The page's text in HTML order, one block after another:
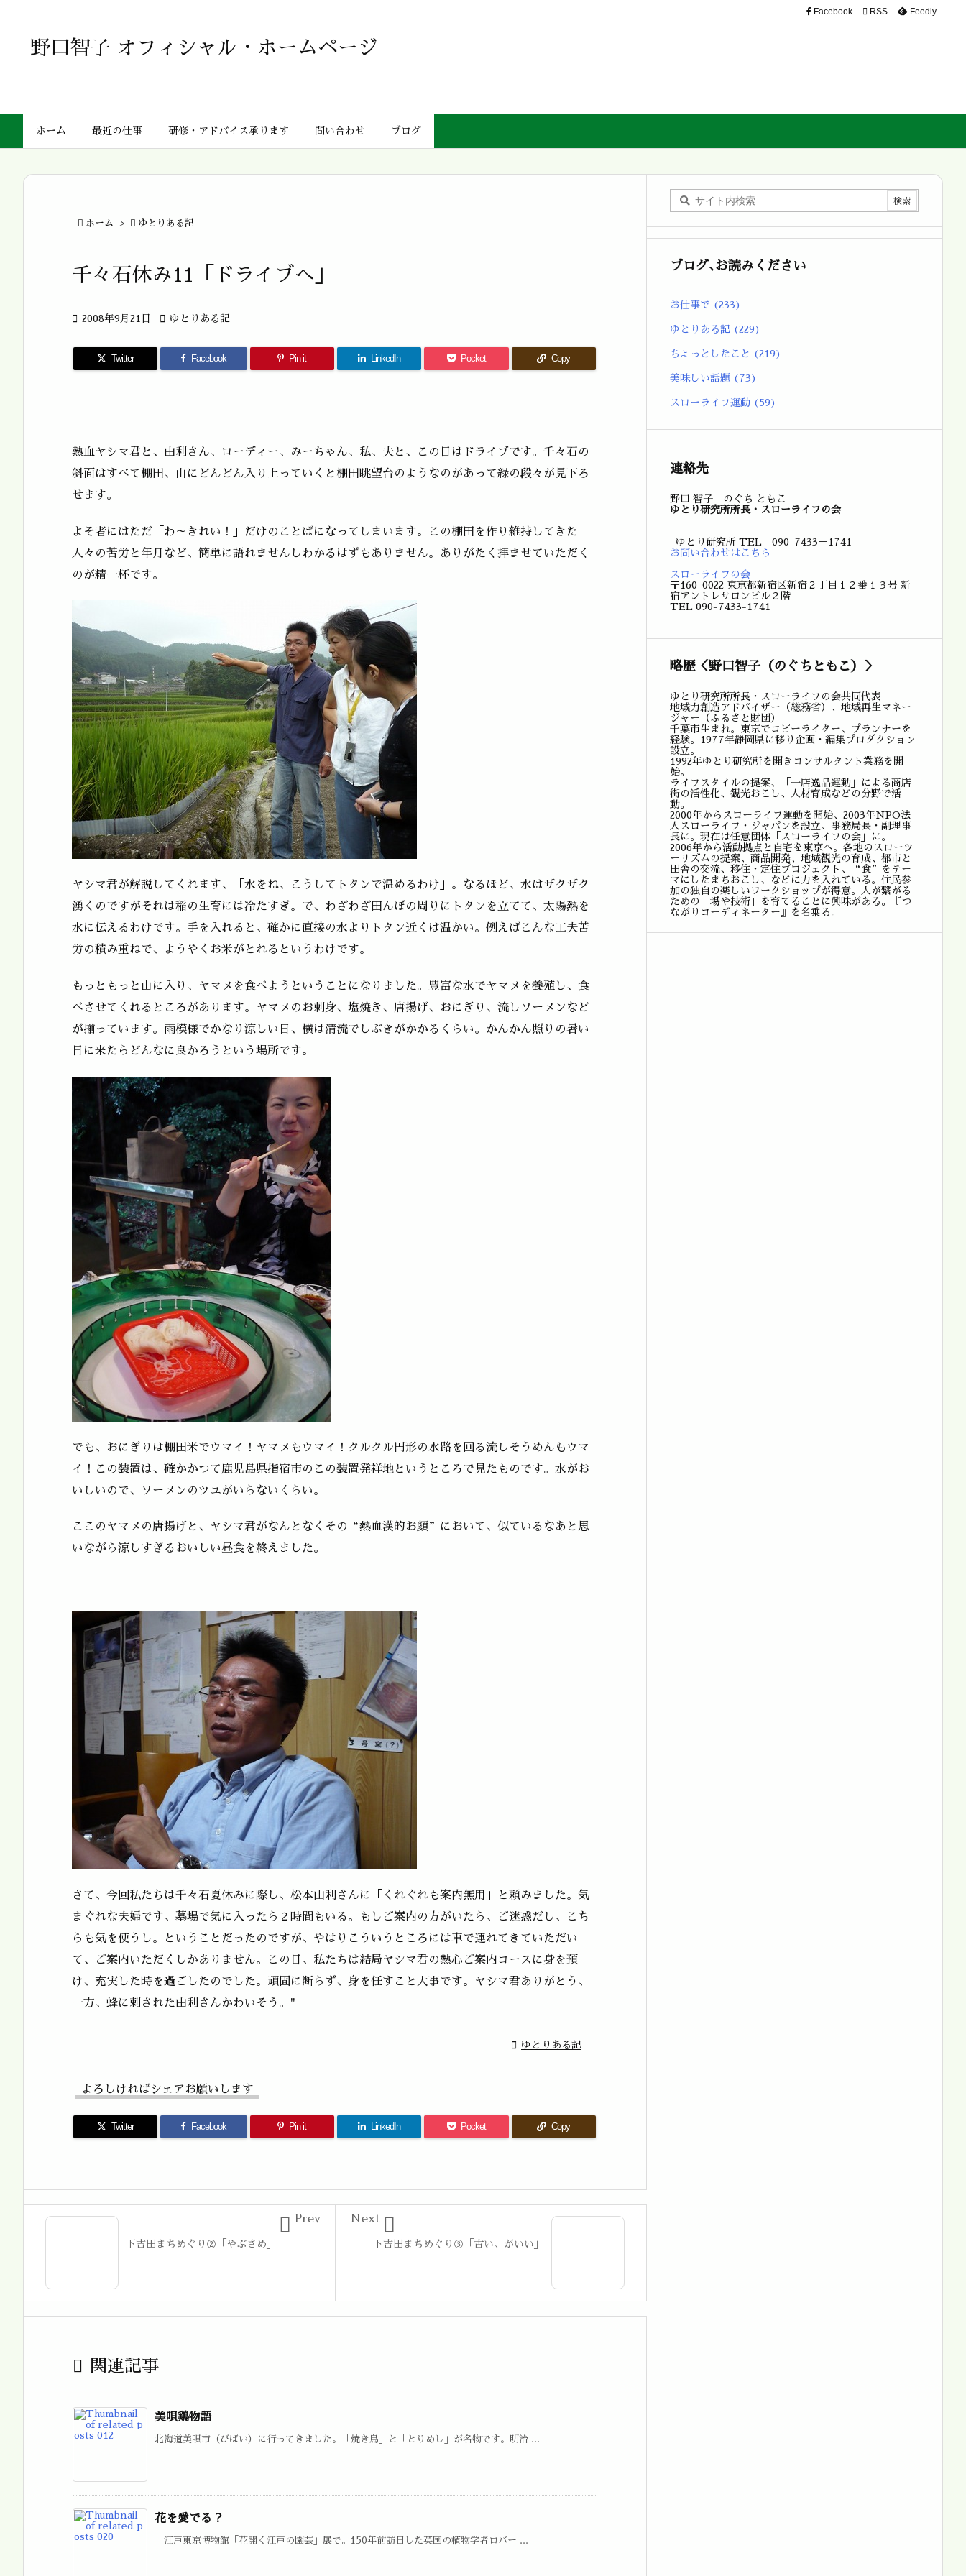
野口智子 オフィシャル・ホームページ
ホーム 最近の仕事 研修・アドバイス承ります 問い合わせ ブログ
Facebook  RSS Feedly
 ホーム >  ゆとりある記
千々石休み11「ドライブへ」
 2008年9月21日  ゆとりある記
Twitter Facebook Pin it LinkedIn Pocket Copy
熱血ヤシマ君と、由利さん、ローディー、みーちゃん、私、夫と、この日はドライブです。千々石の
斜面はすべて棚田、山にどんどん入り上っていくと棚田眺望台のようなのがあって緑の段々が見下ろ
せます。
よそ者にはただ「わ～きれい！」だけのことばになってしまいます。この棚田を作り維持してきた
人々の苦労と年月など、簡単に語れませんしわかるはずもありません。ありがたく拝ませていただく
のが精一杯です。
ヤシマ君が解説してくれます、「水をね、こうしてトタンで温めるわけ」。なるほど、水はザクザク
湧くのですがそれは稲の生育には冷たすぎ。で、わざわざ田んぼの周りにトタンを立てて、太陽熱を
水に伝えるわけです。手を入れると、確かに直接の水よりトタン近くは温かい。例えばこんな工夫苦
労の積み重ねで、ようやくお米がとれるというわけです。
もっともっと山に入り、ヤマメを食べようということになりました。豊富な水でヤマメを養殖し、食
べさせてくれるところがあります。ヤマメのお刺身、塩焼き、唐揚げ、おにぎり、流しソーメンなど
が揃っています。雨模様でかなり涼しい日、横は清流でしぶきがかかるくらい。かんかん照りの暑い
日に来たらどんなに良かろうという場所です。
でも、おにぎりは棚田米でウマイ！ヤマメもウマイ！クルクル円形の水路を回る流しそうめんもウマ
イ！この装置は、確かかつて鹿児島県指宿市のこの装置発祥地というところで見たものです。水がお
いしいので、ソーメンのツユがいらないくらい。
ここのヤマメの唐揚げと、ヤシマ君がなんとなくその“熱血漢的お顔”において、似ているなあと思
いながら涼しすぎるおいしい昼食を終えました。
さて、今回私たちは千々石夏休みに際し、松本由利さんに「くれぐれも案内無用」と頼みました。気
まぐれな夫婦です、墓場で気に入ったら２時間もいる。もしご案内の方がいたら、ご迷惑だし、こち
らも気を使うし。ということだったのですが、やはりこういうところには車で連れてきていただい
て、ご案内いただくしかありません。この日、私たちは結局ヤシマ君の熱心ご案内コースに身を預
け、充実した時を過ごしたのでした。頑固に断らず、身を任すこと大事です。ヤシマ君ありがとう、
一方、蜂に刺された由利さんかわいそう。"
 ゆとりある記
よろしければシェアお願いします
Twitter Facebook Pin it LinkedIn Pocket Copy
下吉田まちめぐり③「古い、がいい」
Next
下吉田まちめぐり②「やぶさめ」
Prev
 関連記事
美唄鶏物語
北海道美唄市（びばい）に行ってきました。「焼き鳥」と「とりめし」が名物です。明治 ...
花を愛でる？
江戸東京博物館「花開く江戸の園芸」展で。150年前訪日した英国の植物学者ロバー ...
ブログ､お読みください
お仕事で (233)
ゆとりある記 (229)
ちょっとしたこと (219)
美味しい話題 (73)
スローライフ運動 (59)
連絡先
野口 智子 のぐち ともこ
ゆとり研究所所長・スローライフの会
ゆとり研究所 TEL 090-7433－1741
お問い合わせはこちら
スローライフの会
〒160-0022 東京都新宿区新宿２丁目１２番１３号 新
宿アントレサロンビル２階
TEL 090-7433-1741
略歴＜野口智子（のぐちともこ）＞
ゆとり研究所所長・スローライフの会共同代表
地域力創造アドバイザー（総務省）、地域再生マネー
ジャー（ふるさと財団）
千葉市生まれ。東京でコピーライター、プランナーを
経験。1977年静岡県に移り企画・編集プロダクション
設立。
1992年ゆとり研究所を開きコンサルタント業務を開
始。
ライフスタイルの提案、「一店逸品運動」による商店
街の活性化、観光おこし、人材育成などの分野で活
動。
2000年からスローライフ運動を開始、2003年NPO法
人スローライフ・ジャパンを設立、事務局長・副理事
長に。現在は任意団体「スローライフの会」に。
2006年から活動拠点と自宅を東京へ。各地のスローツ
ーリズムの提案、商品開発、地域観光の育成、都市と
田舎の交流、移住・定住プロジェクト、“食”をテー
マにしたまちおこし、などに力を入れている。住民参
加の独自の楽しいワークショップが得意。人が繋がる
ための「場や技術」を育てることに興味がある。『つ
ながりコーディネーター』を名乗る。